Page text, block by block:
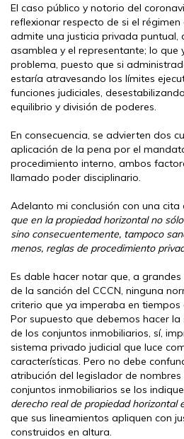
El caso público y notorio del
reflexionar respecto de si el
admite una justicia privada puntual,
asamblea y el representante; lo que
problema, puesto que si
estaría atravesando los límites
funciones judiciales,
equilibrio y división de poderes.
En consecuencia, se advierten dos
aplicación de la pena por el
procedimiento interno, ambos
llamado poder disciplinario.
Adelanto mi conclusión con una cita
que en la propiedad horizontal no
sino consecuentemente, tampoco
menos, reglas de procedimiento
Es dable hacer notar que, a grandes
de la sanción del CCCN, ninguna
criterio que ya imperaba en tiempos
Por supuesto que debemos hacer
de los conjuntos inmobiliarios, sí,
sistema privado judicial que luce
características. Pero no debe
atribución del legislador de nombres
conjuntos inmobiliarios se los
derecho real de propiedad horizontal
que sus lineamientos apliquen con
construidos en altura.